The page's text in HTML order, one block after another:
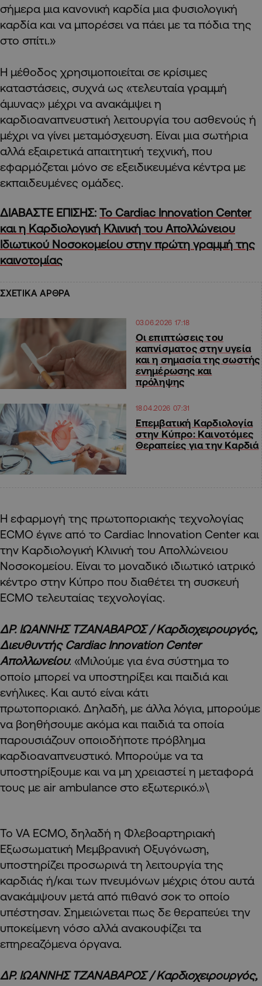
σήμερα μια κανονική καρδία μια φυσιολογική
καρδία και να μπορέσει να πάει με τα πόδια της
στο σπίτι.»
Η μέθοδος χρησιμοποιείται σε κρίσιμες
καταστάσεις, συχνά ως «τελευταία γραμμή
άμυνας» μέχρι να ανακάμψει η
καρδιοαναπνευστική λειτουργία του ασθενούς ή
μέχρι να γίνει μεταμόσχευση. Είναι μια σωτήρια
αλλά εξαιρετικά απαιτητική τεχνική, που
εφαρμόζεται μόνο σε εξειδικευμένα κέντρα με
εκπαιδευμένες ομάδες.
ΔΙΑΒΑΣΤΕ ΕΠΙΣΗΣ: Το Cardiac Innovation Center
και η Καρδιολογική Kλινική του Απολλώνειου
Ιδιωτικού Νοσοκομείου στην πρώτη γραμμή της
καινοτομίας
ΣΧΕΤΙΚΑ ΑΡΘΡΑ
03.06.2026 17:18
Οι επιπτώσεις του
καπνίσματος στην υγεία
και η σημασία της σωστής
ενημέρωσης και
πρόληψης
18.04.2026 07:31
Επεμβατική Καρδιολογία
στην Κύπρο: Καινοτόμες
Θεραπείες για την Καρδιά
Η εφαρμογή της πρωτοποριακής τεχνολογίας
ECMO έγινε από το Cardiac Innovation Center και
την Καρδιολογική Κλινική του Απολλώνειου
Νοσοκομείου. Είναι το μοναδικό ιδιωτικό ιατρικό
κέντρο στην Κύπρο που διαθέτει τη συσκευή
ECMO τελευταίας τεχνολογίας.
ΔΡ. ΙΩΑΝΝΗΣ ΤΖΑΝΑΒΑΡΟΣ / Καρδιοχειρουργός,
Διευθυντής Cardiac Innovation Center
Απολλωνείου: «Μιλούμε για ένα σύστημα το
οποίο μπορεί να υποστηρίξει και παιδιά και
ενήλικες. Και αυτό είναι κάτι
πρωτοποριακό. Δηλαδή, με άλλα λόγια, μπορούμε
να βοηθήσουμε ακόμα και παιδιά τα οποία
παρουσιάζουν οποιοδήποτε πρόβλημα
καρδιοαναπνευστικό. Μπορούμε να τα
υποστηρίξουμε και να μη χρειαστεί η μεταφορά
τους με air ambulance στο εξωτερικό.»\
Το VA ECMO, δηλαδή η Φλεβοαρτηριακή
Εξωσωματική Μεμβρανική Οξυγόνωση,
υποστηρίζει προσωρινά τη λειτουργία της
καρδιάς ή/και των πνευμόνων μέχρις ότου αυτά
ανακάμψουν μετά από πιθανό σοκ το οποίο
υπέστησαν. Σημειώνεται πως δε θεραπεύει την
υποκείμενη νόσο αλλά ανακουφίζει τα
επηρεαζόμενα όργανα.
ΔΡ. ΙΩΑΝΝΗΣ ΤΖΑΝΑΒΑΡΟΣ / Καρδιοχειρουργός,